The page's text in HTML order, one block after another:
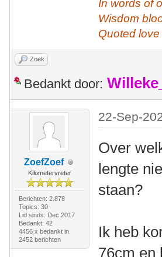
In words of
Wisdom
Quoted
Zoek
Bedankt door:
ZoefZoef
Kilometervreter
Berichten: 2.878
Topics: 30
Lid sinds: Dec 2017
Bedankt: 42
4456 x bedankt in
2452 berichten
22-Sep-
Over
lengte
staan?
Ik heb
76cm en